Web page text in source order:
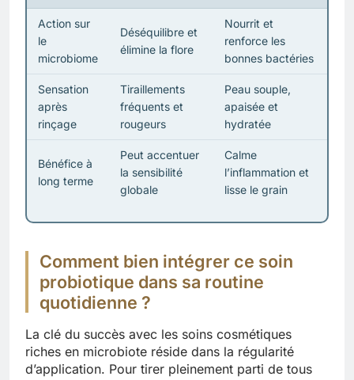
Action sur
le
microbiome
Déséquilibre et
élimine la flore
Nourrit et
renforce les
bonnes bactéries
Sensation
après
rinçage
Tiraillements
fréquents et
rougeurs
Peau souple,
apaisée et
hydratée
Bénéfice à
long terme
Peut accentuer
la sensibilité
globale
Calme
l’inflammation et
lisse le grain
Comment bien intégrer ce soin
probiotique dans sa routine
quotidienne ?
La clé du succès avec les soins cosmétiques
riches en microbiote réside dans la régularité
d’application. Pour tirer pleinement parti de tous